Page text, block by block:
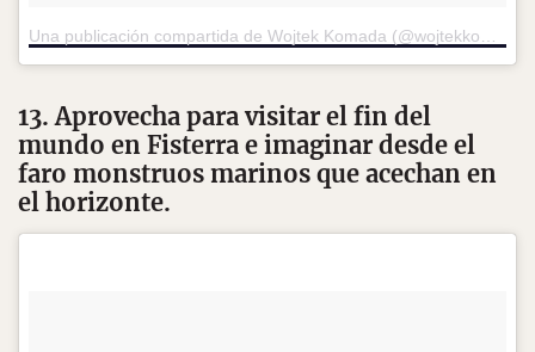
13. Aprovecha para visitar el fin del
mundo en Fisterra e imaginar desde el
faro monstruos marinos que acechan en
el horizonte.